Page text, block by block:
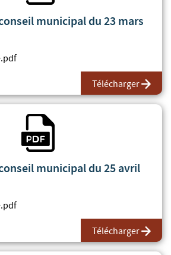
municipal du 23 mars
Télécharger
municipal du 25 avril
Télécharger